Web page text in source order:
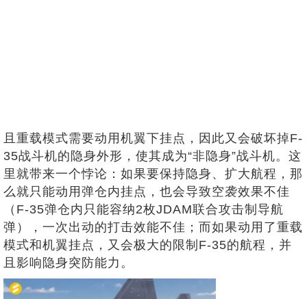
且重载模式需要动用机翼下挂点，因此又会破坏掉F-
35战斗机的隐身外形，使其成为“非隐身”战斗机。这
里就带来一个悖论：如果要保持隐身、扩大航程，那
么就只能动用弹仓内挂点，也会导致空袭效果不佳
（F-35弹仓内只能容纳2枚JDAM联合攻击制导航
弹），一次出动的打击效能不佳；而如果动用了重载
模式和机翼挂点，又会极大的限制F-35的航程，并
且影响隐身突防能力。